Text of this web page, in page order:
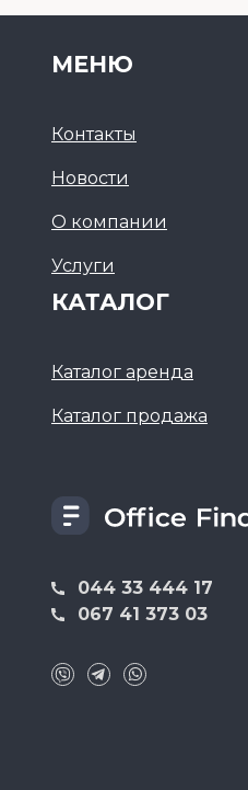
044 33 444 17
067 41 373 03
МЕНЮ
Контакты
Новости
О компании
Услуги
КАТАЛОГ
Каталог аренда
Каталог продажа